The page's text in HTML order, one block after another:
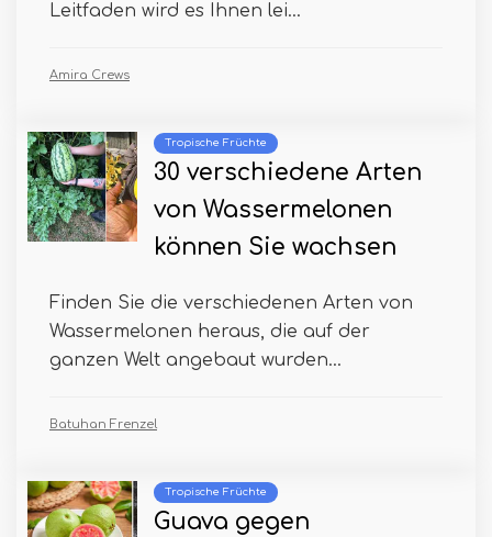
Leitfaden wird es Ihnen lei...
Amira Crews
Tropische Früchte
30 verschiedene Arten
von Wassermelonen
können Sie wachsen
Finden Sie die verschiedenen Arten von
Wassermelonen heraus, die auf der
ganzen Welt angebaut wurden...
Batuhan Frenzel
Tropische Früchte
Guava gegen